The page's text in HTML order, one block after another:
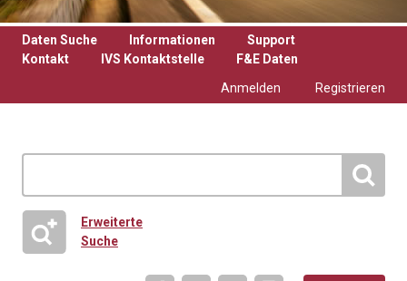
Daten Suche Informationen
Support
Kontakt
IVS Kontaktstelle
F&E Daten
Anmelden
Registrieren
Erweiterte
Suche